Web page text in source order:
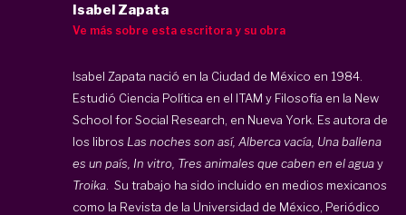
Isabel Zapata
Ve más sobre esta escritora y su obra
Isabel Zapata nació en la Ciudad de México en 1984.
Estudió Ciencia Política en el ITAM y Filosofía en la New
School for Social Research, en Nueva York. Es autora de
los libros Las noches son así, Alberca vacía, Una ballena
es un país, In vitro, Tres animales que caben en el aguay
Troika . Su trabajo ha sido incluido en medios mexicanos
como la Revista de la Universidad de México, Periódico